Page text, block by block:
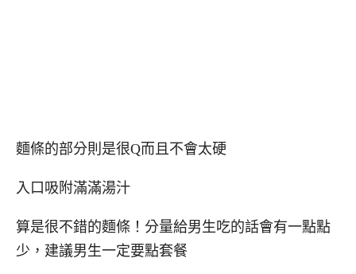
麵條的部分則是很Q而且不會太硬
入口吸附滿滿湯汁
算是很不錯的麵條！分量給男生吃的話會有一點點
少，建議男生一定要點套餐